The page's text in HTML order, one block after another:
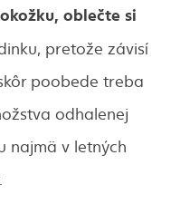
oblečte si
pretože závisí
poobede treba
odhalenej
najmä v letných